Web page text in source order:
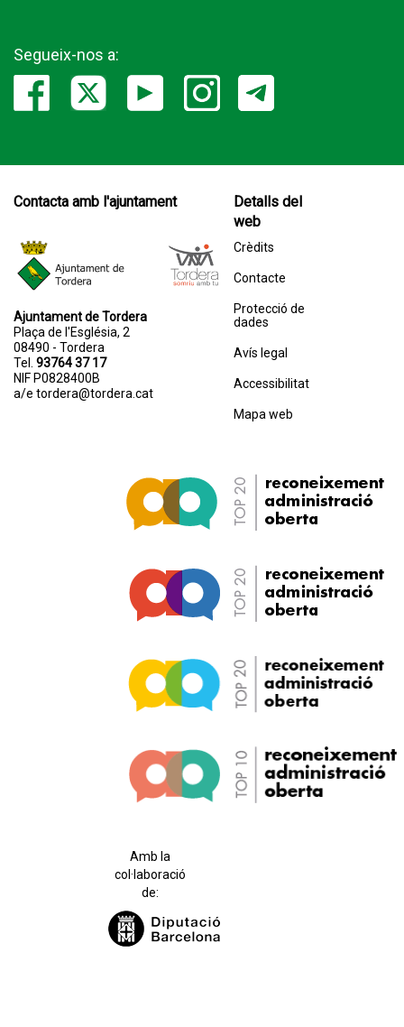
Segueix-nos a:
Contacta amb l'ajuntament
Ajuntament de Tordera
Plaça de l'Església, 2
08490 - Tordera
Tel. 93764 37 17
NIF P0828400B
a/e tordera@tordera.cat
Detalls del
web
Crèdits
Contacte
Protecció de
dades
Avís legal
Accessibilitat
Mapa web
Amb la
col·laboració
de: